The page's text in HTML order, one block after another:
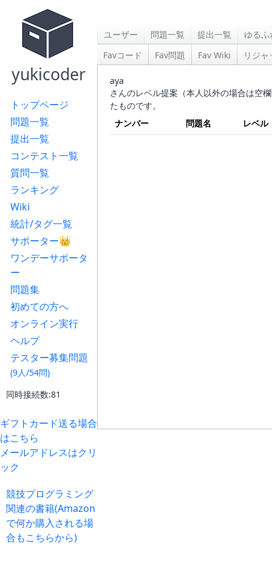
yukicoder
トップページ
問題一覧
提出一覧
コンテスト一覧
質問一覧
ランキング
Wiki
統計/タグ一覧
サポーター👑
ワンデーサポータ
ー
問題集
初めての方へ
オンライン実行
ヘルプ
テスター募集問題
(9人/54問)
同時接続数:81
ギフトカード送る場合
はこちら
メールアドレスはクリ
ック
競技プログラミング
関連の書籍(Amazon
で何か購入される場
合もこちらから)
ユーザー 問題一覧 提出一覧
ゆる
Favコード
Fav問題 Fav Wiki リジ
aya
さんのレベル提案（本人以外の場合は空
たものです。
ナンバー
問題名 レベル